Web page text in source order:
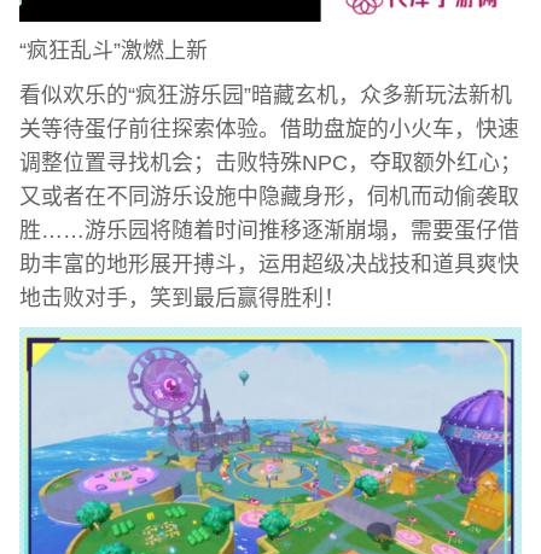
“疯狂乱斗”激燃上新
看似欢乐的“疯狂游乐园”暗藏玄机，众多新玩法新机
关等待蛋仔前往探索体验。借助盘旋的小火车，快速
调整位置寻找机会；击败特殊NPC，夺取额外红心；
又或者在不同游乐设施中隐藏身形，伺机而动偷袭取
胜……游乐园将随着时间推移逐渐崩塌，需要蛋仔借
助丰富的地形展开搏斗，运用超级决战技和道具爽快
地击败对手，笑到最后赢得胜利！